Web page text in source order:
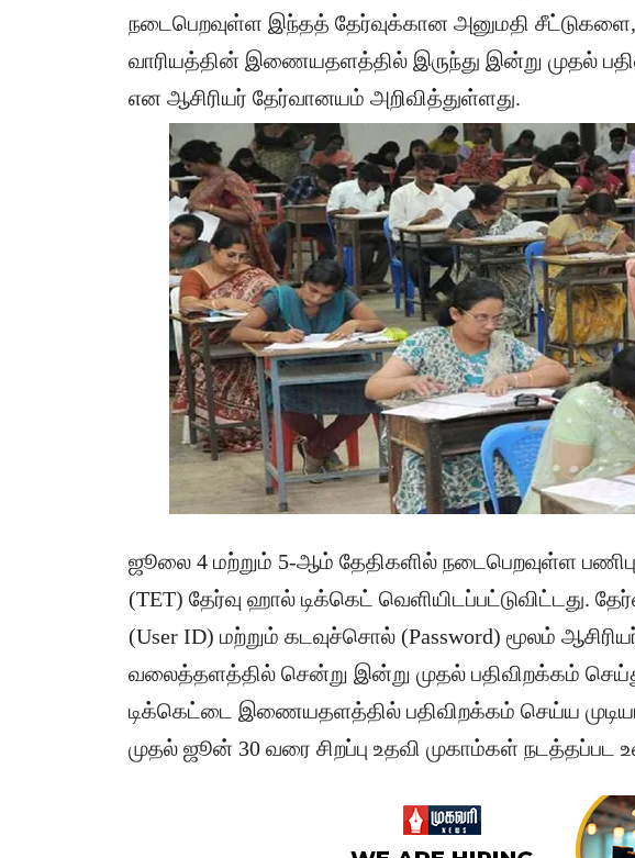
நடைபெறவுள்ள இந்தத் தேர்வுக்கான அனுமதி சீட்டுகளை,
வாரியத்தின் இணையதளத்தில் இருந்து இன்று முதல்
என ஆசிரியர் தேர்வானயம் அறிவித்துள்ளது.
ஜூலை 4 மற்றும் 5-ஆம் தேதிகளில் நடைபெறவுள்ள
(TET) தேர்வு ஹால் டிக்கெட் வெளியிடப்பட்டுவிட்டது.
(User ID) மற்றும் கடவுச்சொல் (Password) மூலம்
வலைத்தளத்தில் சென்று இன்று முதல் பதிவிறக்கம்
டிக்கெட்டை இணையதளத்தில் பதிவிறக்கம் செய்ய
முதல் ஜூன் 30 வரை சிறப்பு உதவி முகாம்கள் நடத்தப்பட